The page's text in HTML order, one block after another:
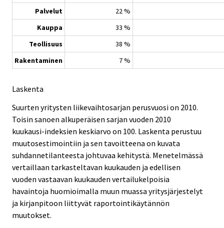
Palvelut
22 %
Kauppa
33 %
Teollisuus
38 %
Rakentaminen
7 %
Laskenta
Suurten yritysten liikevaihtosarjan perusvuosi on 2010.
Toisin sanoen alkuperäisen sarjan vuoden 2010
kuukausi-indeksien keskiarvo on 100. Laskenta perustuu
muutosestimointiin ja sen tavoitteena on kuvata
suhdannetilanteesta johtuvaa kehitystä. Menetelmässä
vertaillaan tarkasteltavan kuukauden ja edellisen
vuoden vastaavan kuukauden vertailukelpoisia
havaintoja huomioimalla muun muassa yritysjärjestelyt
ja kirjanpitoon liittyvät raportointikäytännön
muutokset.